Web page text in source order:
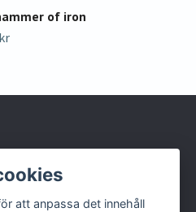
of iron
att anpassa det innehåll